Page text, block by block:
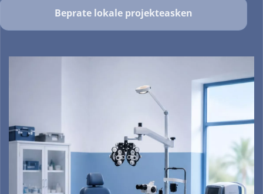
Beprate lokale projekteasken